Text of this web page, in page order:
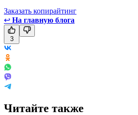
Заказать копирайтинг
↩ На главную блога
3
Читайте также